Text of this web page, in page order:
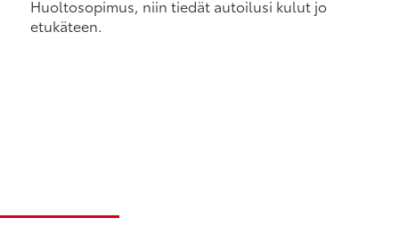
Huoltosopimus, niin tiedät autoilusi kulut jo
etukäteen.